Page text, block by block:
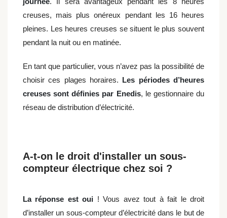
creuses, mais plus onéreux pendant les 16 heures
pleines. Les heures creuses se situent le plus souvent
pendant la nuit ou en matinée.
En tant que particulier, vous n’avez pas la possibilité de
choisir ces plages horaires. Les périodes d’heures
creuses sont définies par Enedis, le gestionnaire du
réseau de distribution d’électricité.
A-t-on le droit d'installer un sous-
compteur électrique chez soi ?
La réponse est oui ! Vous avez tout à fait le droit
d’installer un sous-compteur d’électricité dans le but de